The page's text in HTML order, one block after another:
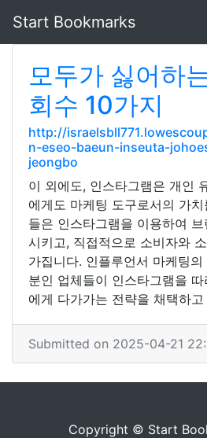
Start Bookmarks
모두가 싫어하
회수 10가지
http://
n-eseo-baeun-inseuta-
jeongbo
이 외에도, 인스타그램은 개인
에게도 마케팅 도구로서의 가
들은 인스타그램을 이용하여
시키고, 직접적으로 소비자와
가집니다. 인플루언서 마케팅
분인 업체들이 인스타그램을
에게 다가가는 전략을 채택하고
Submitted on 2025-04-21
Copyright © Start